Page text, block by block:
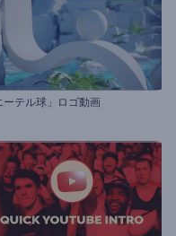
ーテル球」ロゴ動画